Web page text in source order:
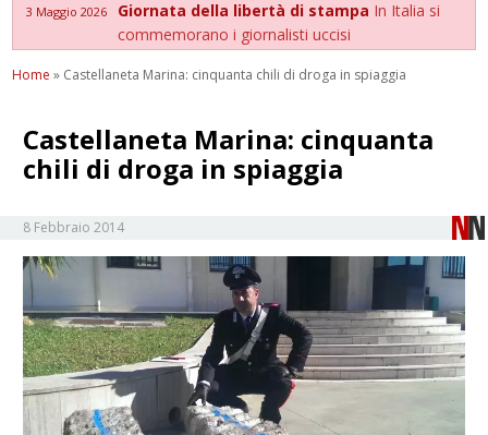
3 Maggio 2026 Giornata della libertà di stampa In Italia si
commemorano i giornalisti uccisi
Home » Castellaneta Marina: cinquanta chili di droga in spiaggia
Castellaneta Marina: cinquanta
chili di droga in spiaggia
8 Febbraio 2014